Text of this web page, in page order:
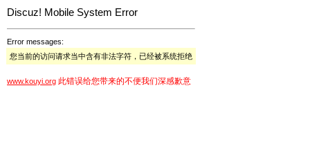
Discuz! Mobile System Error
Error messages:
您当前的访问请求当中含有非法字符，已经被系统拒绝
www.kouyi.org 此错误给您带来的不便我们深感歉意